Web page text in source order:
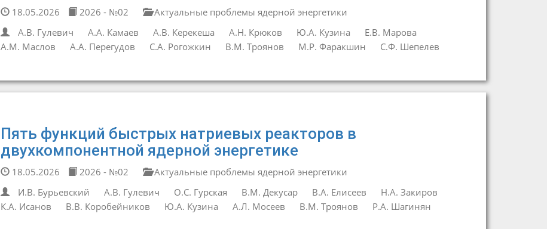
18.05.2026 2026 - №02
Актуальные проблемы ядерной энергетики
А.В. Гулевич
А.А. Камаев А.В. Керекеша А.Н. Крюков Ю.А. Кузина
Е.В. Марова
А.М. Маслов
А.А. Перегудов С.А. Рогожкин В.М. Троянов М.Р. Фаракшин С.Ф. Шепелев
Пять функций быстрых натриевых реакторов в
двухкомпонентной ядерной энергетике
18.05.2026 2026 - №02
Актуальные проблемы ядерной энергетики
И.В. Бурьевский
А.В. Гулевич О.С. Гурская В.М. Декусар В.А. Елисеев
Н.А. Закиров
К.А. Исанов
В.В. Коробейников Ю.А. Кузина А.Л. Мосеев В.М. Троянов Р.А. Шагинян